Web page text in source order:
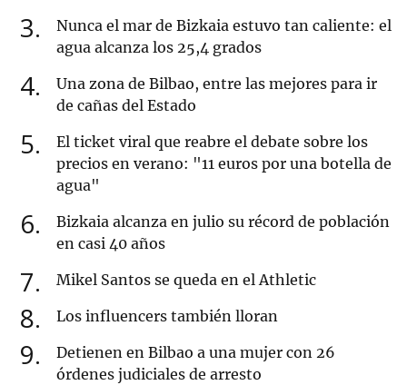
3
Nunca el mar de Bizkaia estuvo tan caliente: el
agua alcanza los 25,4 grados
4
Una zona de Bilbao, entre las mejores para ir
de cañas del Estado
5
El ticket viral que reabre el debate sobre los
precios en verano: "11 euros por una botella de
agua"
6
Bizkaia alcanza en julio su récord de población
en casi 40 años
7 Mikel Santos se queda en el Athletic
8 Los influencers también lloran
9
Detienen en Bilbao a una mujer con 26
órdenes judiciales de arresto